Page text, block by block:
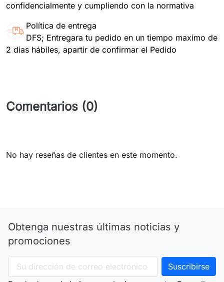
confidencialmente y cumpliendo con la normativa
Política de entrega
DFS; Entregara tu pedido en un tiempo maximo de
2 dias hábiles, apartir de confirmar el Pedido
Comentarios (0)
No hay reseñas de clientes en este momento.
Obtenga nuestras últimas noticias y
promociones